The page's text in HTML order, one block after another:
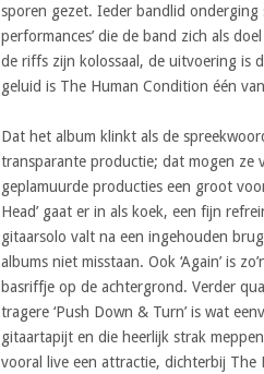
sporen gezet. Ieder bandlid onderging
performances’ die de band zich als
de riffs zijn kolossaal, de uitvoering is
geluid is The Human Condition één
Dat het album klinkt als de
transparante productie; dat mogen ze
geplamuurde producties een groot
Head’ gaat er in als koek, een fijn
gitaarsolo valt na een ingehouden
albums niet misstaan. Ook ‘Again’ is
basriffje op de achtergrond. Verder
tragere ‘Push Down & Turn’ is wat
gitaartapijt en die heerlijk strak
vooral live een attractie, dichterbij The